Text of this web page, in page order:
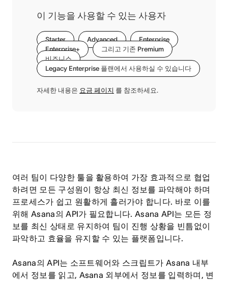
이 기능을 사용할 수 있는 사용자
Starter Advanced
Enterprise
Enterprise+
그리고 기존 Premium
비즈니스
Legacy Enterprise 플랜에서 사용하실 수 있습니다
자세한 내용은 요금 페이지 를 참조하세요.
여러 팀이 다양한 툴을 활용하여 가장 효과적으로 협업
하려면 모든 구성원이 항상 최신 정보를 파악해야 하며
프로세스가 쉽고 원활하게 흘러가야 합니다. 바로 이를
위해 Asana의 API가 필요합니다. Asana API는 모든 정
보를 최신 상태로 유지하여 팀이 진행 상황을 빈틈없이
파악하고 효율을 유지할 수 있는 플랫폼입니다.
Asana의 API는 소프트웨어와 스크립트가 Asana 내부
에서 정보를 읽고, Asana 외부에서 정보를 입력하며, 변